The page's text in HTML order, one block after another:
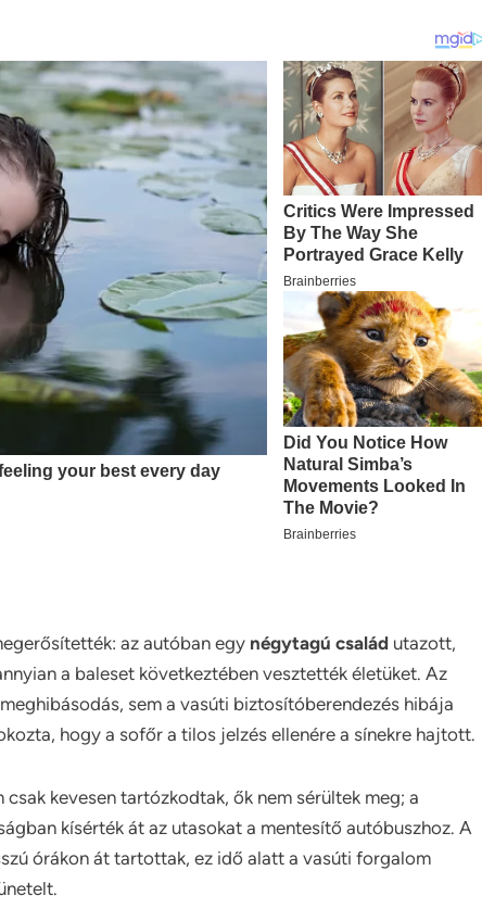
az autóban egy négytagú család utazott,
a baleset következtében vesztették életüket. Az
sem a vasúti biztosítóberendezés hibája
hogy a sofőr a tilos jelzés ellenére a sínekre hajtott.
kevesen tartózkodtak, ők nem sérültek meg; a
kísérték át az utasokat a mentesítő autóbuszhoz. A
órákon át tartottak, ez idő alatt a vasúti forgalom